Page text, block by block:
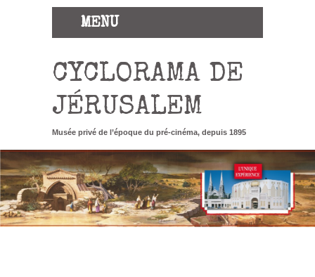
MENU
CYCLORAMA DE
JÉRUSALEM
Musée privé de l’époque du pré-cinéma, depuis 1895